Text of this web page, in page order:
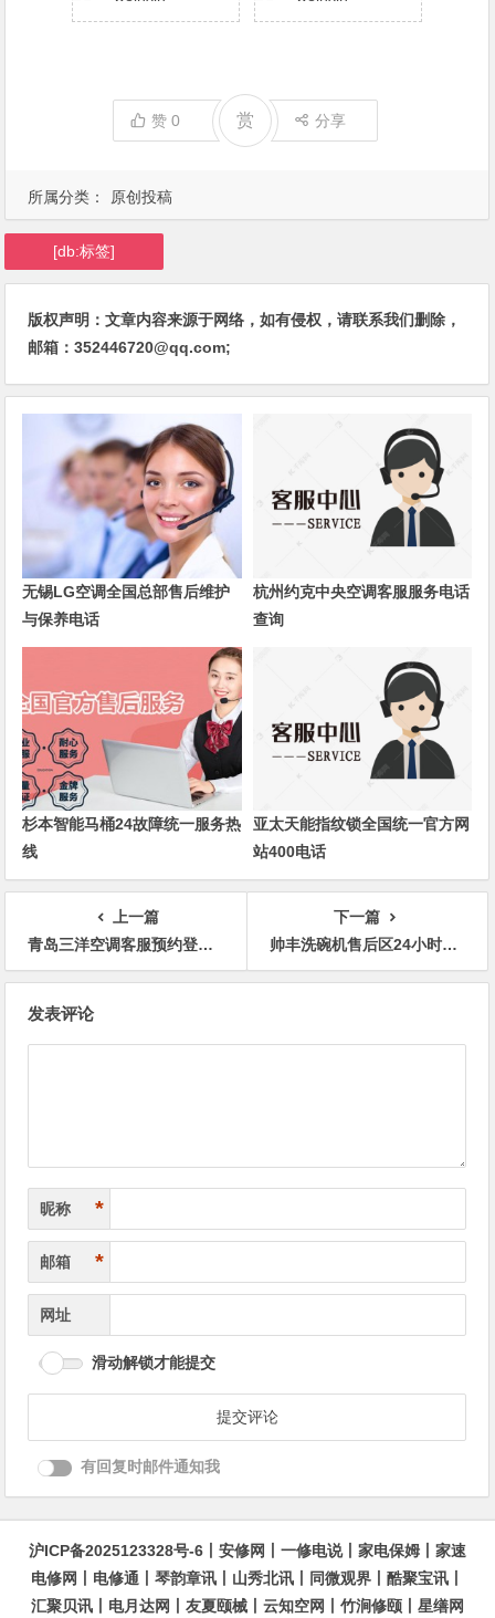
所属分类： 原创投稿
赞0 赏 分享
[db:标签]
版权声明：文章内容来源于网络，如有侵权，请联系我们删除，
邮箱：352446720@qq.com;
无锡LG空调全国总部售后维护
与保养电话
杭州约克中央空调客服服务电话
查询
杉本智能马桶24故障统一服务热
线
亚太天能指纹锁全国统一官方网
站400电话
上一篇
青岛三洋空调客服预约登记热线
下一篇
帅丰洗碗机售后区24小时全国受理热线中心
发表评论
昵称 *
邮箱 *
网址
滑动解锁才能提交
有回复时邮件通知我
沪ICP备2025123328号-6 安修网 一修电说丨 家电保姆
家速
电修网
电修通 琴韵章讯 山秀北讯 同微观界 酷聚宝讯
汇聚贝讯
电月达网 友夏颐械 云知空网 竹涧修颐 星缮网